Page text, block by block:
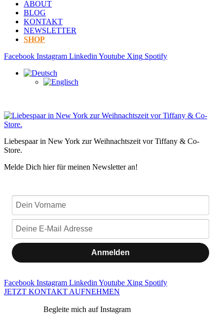
ABOUT
BLOG
KONTAKT
NEWSLETTER
SHOP
Facebook Instagram Linkedin Youtube Xing Spotify
Liebespaar in New York zur Weihnachtszeit vor Tiffany & Co-
Store.
Melde Dich hier für meinen Newsletter an!
Anmelden
Facebook Instagram Linkedin Youtube Xing Spotify
JETZT KONTAKT AUFNEHMEN